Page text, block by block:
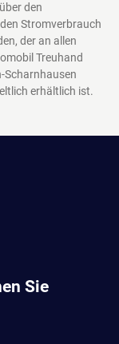
den
Stromverbrauch
der an allen
Treuhand
Scharnhausen
erhältlich ist.
Sie